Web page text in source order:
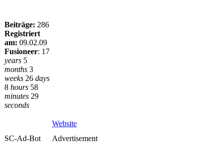
Beiträge: 286
Registriert
am: 09.02.09
Fusioneer: 17
years 5
months 3
weeks 26 days
8 hours 58
minutes 29
seconds
Website
SC-Ad-Bot
Advertisement